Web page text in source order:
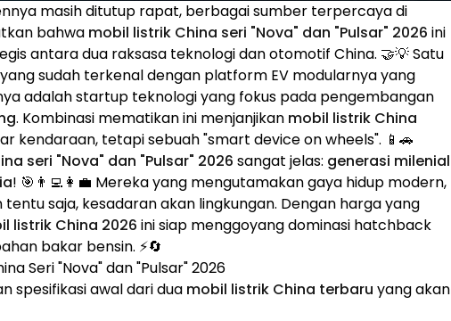
masih ditutup rapat, berbagai sumber terpercaya di
bahwa mobil listrik China seri "Nova" dan "Pulsar" 2026 ini
antara dua raksasa teknologi dan otomotif China. 🤝💡 Satu
sudah terkenal dengan platform EV modularnya yang
adalah startup teknologi yang fokus pada pengembangan
. Kombinasi mematikan ini menjanjikan mobil listrik China
kendaraan, tetapi sebuah "smart device on wheels". 📱🚗
seri "Nova" dan "Pulsar" 2026 sangat jelas: generasi milenial
! 🎯👨‍💻👩‍💼 Mereka yang mengutamakan gaya hidup modern,
saja, kesadaran akan lingkungan. Dengan harga yang
listrik China 2026 ini siap menggoyang dominasi hatchback
bakar bensin. ⚡🔄
Seri "Nova" dan "Pulsar" 2026
spesifikasi awal dari dua mobil listrik China terbaru yang akan